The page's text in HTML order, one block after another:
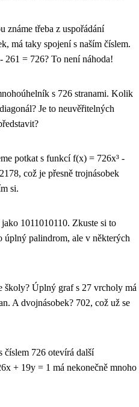
známe třeba z uspořádání
má taky spojení s naším číslem.
261 = 726? To není náhoda!
s 726 stranami. Kolik
Je to neuvěřitelných
potkat s funkcí f(x) = 726x³ -
což je přesně trojnásobek
si.
1011010110. Zkuste si to
úplný palindrom, ale v některých
školy? Úplný graf s 27 vrcholy má
A dvojnásobek? 702, což už se
číslem 726 otevírá další
+ 19y = 1 má nekonečně mnoho